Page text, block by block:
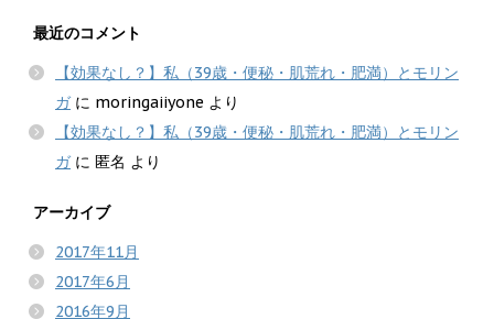
最近のコメント
【効果なし？】私（39歳・便秘・肌荒れ・肥満）とモリン
ガに moringaiiyone より
【効果なし？】私（39歳・便秘・肌荒れ・肥満）とモリン
ガに 匿名 より
アーカイブ
2017年11月
2017年6月
2016年9月